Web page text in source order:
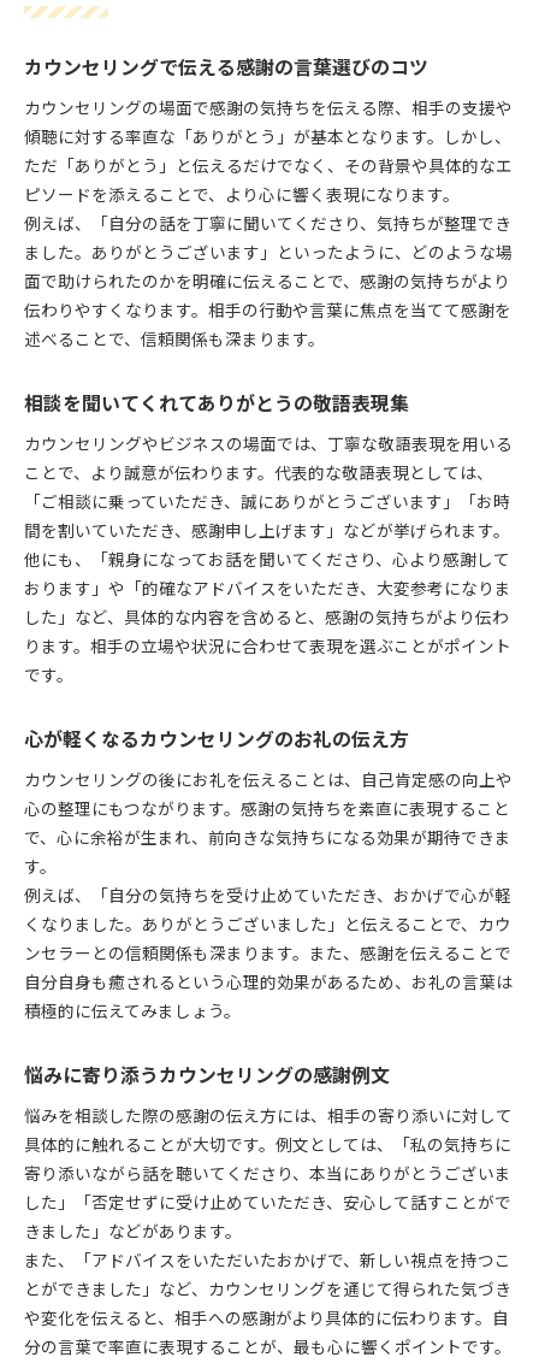
相談の場で安心感が深まるありがとうの表現法
カウンセリングにおける共感と感謝の重要性
相談後に贈る丁寧なカウンセリングのお礼術
メールで送るカウンセリング感謝のポイント
悩みを聞いてくれてありがとうの敬語活用法
相談後の返信で感謝を伝えるカウンセリング技
ビジネスでも使えるカウンセリングお礼文例
自分自身に伝えるありがとうの心理効果
自分にありがとうと伝えるセルフケアの効果
自己受容を高めるカウンセリングと感謝の関係
カウンセリングで実践する感謝の自己表現法
心が落ち着く自分へのカウンセリング感謝術
カウンセリング現場で役立つ感謝の工夫
カウンセリング中に効果的な感謝の伝え方
相談を聞いてくれてありがとうの応用表現
カウンセリングで使える感謝の一言アイデア
悩みに寄り添うカウンセリングへの気持ちの伝え方
カウンセリングで悩みを聞く際の感謝表現
相談してくれてありがとうの心の伝え方
悩みに共感するカウンセリングの感謝対応
カウンセリングで安心感を伝える感謝の工夫
カウンセリングで伝える感謝の言葉選びのコツ
カウンセリングの場面で感謝の気持ちを伝える際、相手の支援や
傾聴に対する率直な「ありがとう」が基本となります。しかし、
ただ「ありがとう」と伝えるだけでなく、その背景や具体的なエ
ピソードを添えることで、より心に響く表現になります。
例えば、「自分の話を丁寧に聞いてくださり、気持ちが整理でき
ました。ありがとうございます」といったように、どのような場
面で助けられたのかを明確に伝えることで、感謝の気持ちがより
伝わりやすくなります。相手の行動や言葉に焦点を当てて感謝を
述べることで、信頼関係も深まります。
相談を聞いてくれてありがとうの敬語表現集
カウンセリングやビジネスの場面では、丁寧な敬語表現を用いる
ことで、より誠意が伝わります。代表的な敬語表現としては、
「ご相談に乗っていただき、誠にありがとうございます」「お時
間を割いていただき、感謝申し上げます」などが挙げられます。
他にも、「親身になってお話を聞いてくださり、心より感謝して
おります」や「的確なアドバイスをいただき、大変参考になりま
した」など、具体的な内容を含めると、感謝の気持ちがより伝わ
ります。相手の立場や状況に合わせて表現を選ぶことがポイント
です。
心が軽くなるカウンセリングのお礼の伝え方
カウンセリングの後にお礼を伝えることは、自己肯定感の向上や
心の整理にもつながります。感謝の気持ちを素直に表現すること
で、心に余裕が生まれ、前向きな気持ちになる効果が期待できま
す。
例えば、「自分の気持ちを受け止めていただき、おかげで心が軽
くなりました。ありがとうございました」と伝えることで、カウ
ンセラーとの信頼関係も深まります。また、感謝を伝えることで
自分自身も癒されるという心理的効果があるため、お礼の言葉は
積極的に伝えてみましょう。
悩みに寄り添うカウンセリングの感謝例文
悩みを相談した際の感謝の伝え方には、相手の寄り添いに対して
具体的に触れることが大切です。例文としては、「私の気持ちに
寄り添いながら話を聴いてくださり、本当にありがとうございま
した」「否定せずに受け止めていただき、安心して話すことがで
きました」などがあります。
また、「アドバイスをいただいたおかげで、新しい視点を持つこ
とができました」など、カウンセリングを通じて得られた気づき
や変化を伝えると、相手への感謝がより具体的に伝わります。自
分の言葉で率直に表現することが、最も心に響くポイントです。